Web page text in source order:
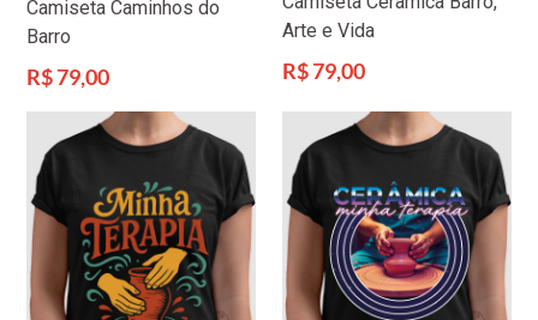
Camiseta Caminhos do
Barro
Preço
R$ 79,00
Arte e Vida
Preço
R$ 79,00